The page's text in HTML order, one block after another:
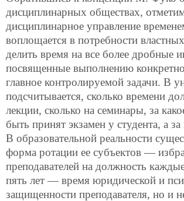
дисциплинарных обществах,
дисциплинарное управление
воплощается в потребности
делить время на все более дробные
посвященные выполнению
главное контролируемой задачи. В
подсчитывается, сколько времени
лекции, сколько на семинары, за
быть принят экзамен у студента, а
В образовательной реальности
форма ротации ее субъектов —
преподавателей на должность
пять лет — время юридической и
защищенности преподавателя, но и